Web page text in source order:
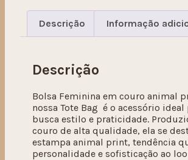
Descrição Informação
Descrição
Bolsa Feminina em couro animal
nossa Tote Bag é o acessório ideal
busca estilo e praticidade.
couro de alta qualidade, ela se
estampa animal print, tendência
personalidade e sofisticação ao